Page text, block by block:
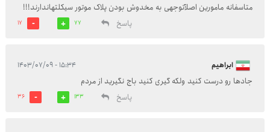
متاسفانه مامورین اصلآتوجهی به مخدوش بودن پلاک موتور سیکلتهاندارند!!!
پاسخ
77
17
ابراهیم ۱۵:۳۴ - ۱۴۰۳/۰۷/۰۹
جادها رو درست کنید ولکه گیری کنید باج نگیرید از مردم
پاسخ
133
36